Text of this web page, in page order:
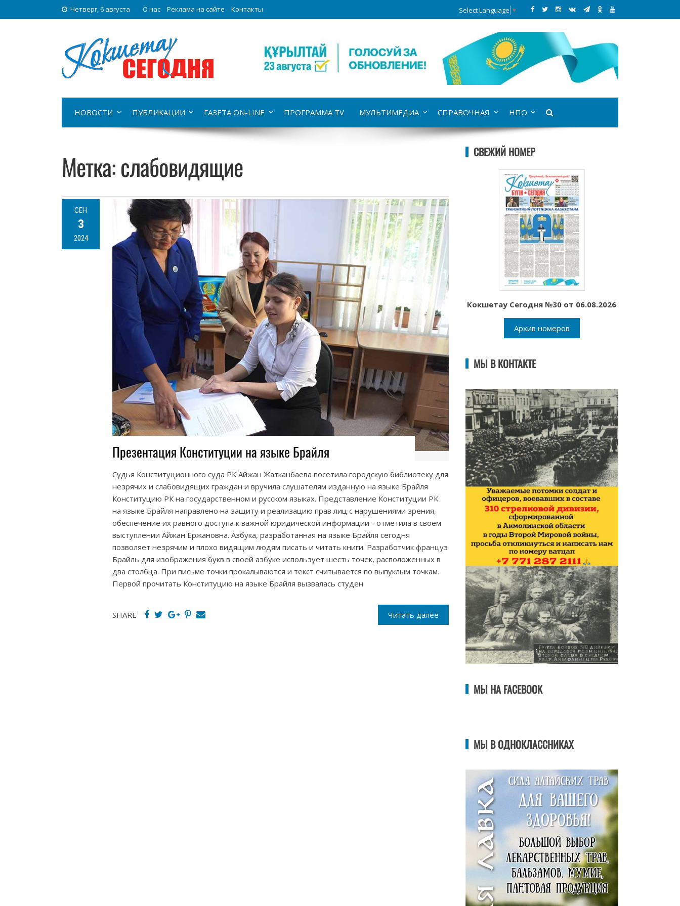
Четверг, 6 августа О нас Реклама на сайте Контакты Select Language ▼
НОВОСТИ ПУБЛИКАЦИИ ГАЗЕТА ON-LINE ПРОГРАММА TV МУЛЬТИМЕДИА СПРАВОЧНАЯ НПО
Метка:слабовидящие
СЕН
3
2024
Презентация Конституции на языке Брайля
Судья Конституционного суда РК Айжан Жатканбаева посетила городскую библиотеку для
незрячих и слабовидящих граждан и вручила слушателям изданную на языке Брайля
Конституцию РК на государственном и русском языках. Представление Конституции РК
на языке Брайля направлено на защиту и реализацию прав лиц с нарушениями зрения,
обеспечение их равного доступа к важной юридической информации - отметила в своем
выступлении Айжан Ержановна. Азбука, разработанная на языке Брайля сегодня
позволяет незрячим и плохо видящим людям писать и читать книги. Разработчик француз
Брайль для изображения букв в своей азбуке использует шесть точек, расположенных в
два столбца. При письме точки прокалываются и текст считывается по выпуклым точкам.
Первой прочитать Конституцию на языке Брайля вызвалась студен
Читать далее
SHARE
СВЕЖИЙ НОМЕР
Кокшетау Сегодня №30 от 06.08.2026
Архив номеров
МЫ В КОНТАКТЕ
МЫ НА FACEBOOK
МЫ В ОДНОКЛАССНИКАХ